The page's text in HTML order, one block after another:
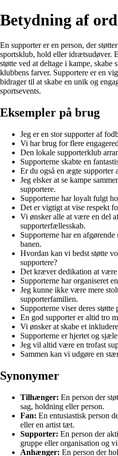
Betydning af
En supporter er en person, der
sportsklub, hold eller idrætsudøver.
støtte ved at deltage i kampe, skabe
klubbens farver. Supportere er en
bidrager til at skabe en unik og
sportsevents.
Eksempler på brug
Jeg er en stor supporter af
Vi har brug for flere
Den lokale supporterklub
Supporterne skabte en
Er du også en ægte supporter
Jeg elsker at se kampe
supportere.
Supporterne har loyalt fulgt
Det er vigtigt at vise respekt
Vi ønsker alle at være en del
supporterfællesskab.
Supporterne har en
banen.
Hvordan kan vi bedst støtte
supportere?
Det kræver dedikation at være
Supporterne har organiseret
Jeg kunne ikke være mere
supporterfamilien.
Supporterne viser deres
En god supporter er altid tro
Vi ønsker at skabe et
Supporterne er hjertet og
Jeg vil altid være en trofast
Sammen kan vi udgøre en
Synonymer
Tilhænger: En person der
sag, holdning eller person.
Fan: En entusiastisk person
eller en artist tæt.
Supporter: En person der
gruppe eller organisation og
Anhænger: En person der